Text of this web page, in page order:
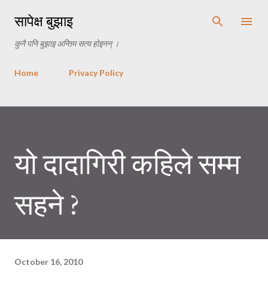
सापेक्ष बुझाइ
कुनै पनि बुझाइ अन्तिम सत्य होइनन् ।
Home Privacy Policy
यो दादागिरी कहिले सम्म
सहने ?
October 16, 2010